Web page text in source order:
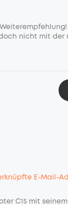
nicht mit der
E-Mail-
C15 mit